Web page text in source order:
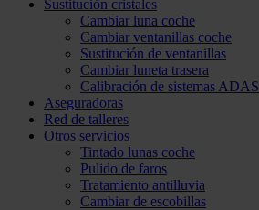
Sustitución cristales
Cambiar luna coche
Cambiar ventanillas coche
Sustitución de ventanillas
Cambiar luneta trasera
Calibración de sistemas ADAS
Aseguradoras
Red de talleres
Otros servicios
Tintado lunas coche
Pulido de faros
Tratamiento antilluvia
Cambiar de escobillas